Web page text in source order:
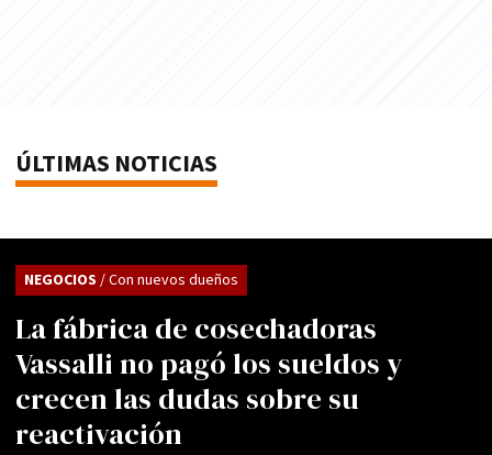
ÚLTIMAS NOTICIAS
La fábrica de cosechadoras
Vassalli no pagó los sueldos y
crecen las dudas sobre su
reactivación
NEGOCIOS / Con nuevos dueños